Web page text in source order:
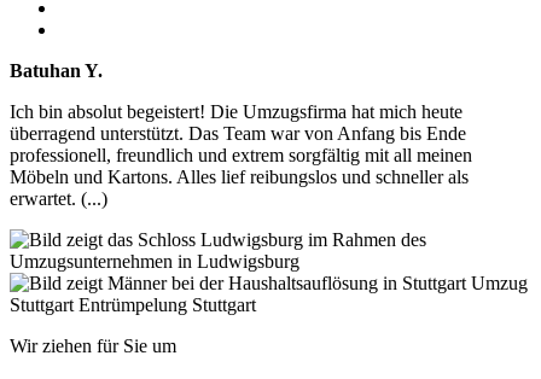
Batuhan Y.
Ich bin absolut begeistert! Die Umzugsfirma hat mich heute
überragend unterstützt. Das Team war von Anfang bis Ende
professionell, freundlich und extrem sorgfältig mit all meinen
Möbeln und Kartons. Alles lief reibungslos und schneller als
erwartet. (...)
Wir ziehen für Sie um